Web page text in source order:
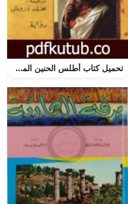
تحميل كتاب أطلس الحنين المستحيل PDF تأليف أنورادا روي مجانا [كامل]